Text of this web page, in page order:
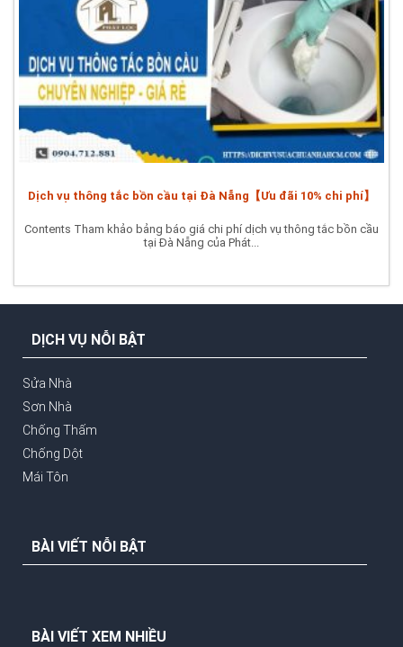
Dịch vụ thông tắc bồn cầu tại Đà Nẵng【Ưu đãi 10% chi phí】
Contents Tham khảo bảng báo giá chi phí dịch vụ thông tắc bồn cầu
tại Đà Nẵng của Phát...
DỊCH VỤ NỖI BẬT
Sửa Nhà
Sơn Nhà
Chống Thấm
Chống Dột
Mái Tôn
BÀI VIẾT NỖI BẬT
BÀI VIẾT XEM NHIỀU